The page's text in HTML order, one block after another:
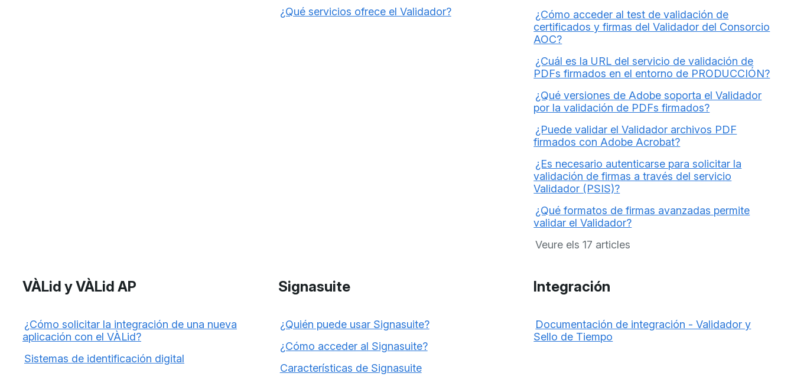
¿Qué servicios ofrece el Validador?
¿Cómo acceder al test de validación de
certificados y firmas del Validador del Consorcio
AOC?
¿Cuál es la URL del servicio de validación de
PDFs firmados en el entorno de PRODUCCIÓN?
¿Qué versiones de Adobe soporta el Validador
por la validación de PDFs firmados?
¿Puede validar el Validador archivos PDF
firmados con Adobe Acrobat?
¿Es necesario autenticarse para solicitar la
validación de firmas a través del servicio
Validador (PSIS)?
¿Qué formatos de firmas avanzadas permite
validar el Validador?
Veure els 17 articles
VÀLid y VÀLid AP
¿Cómo solicitar la integración de una nueva
aplicación con el VÀLid?
Sistemas de identificación digital
Signasuite
¿Quién puede usar Signasuite?
¿Cómo acceder al Signasuite?
Características de Signasuite
Integración
Documentación de integración - Validador y
Sello de Tiempo